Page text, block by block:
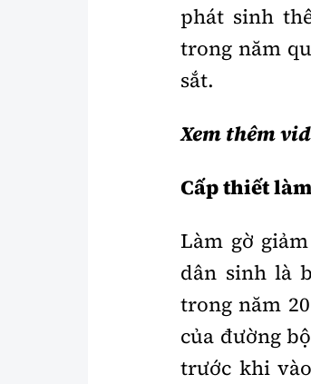
phát sinh
trong năm
sắt.
Xem thêm
Cấp thiết
Làm gờ
dân sinh là
trong năm
của đường
trước khi